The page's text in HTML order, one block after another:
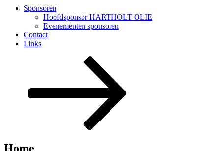
Sponsoren
Hoofdsponsor HARTHOLT OLIE
Evenementen sponsoren
Contact
Links
Home